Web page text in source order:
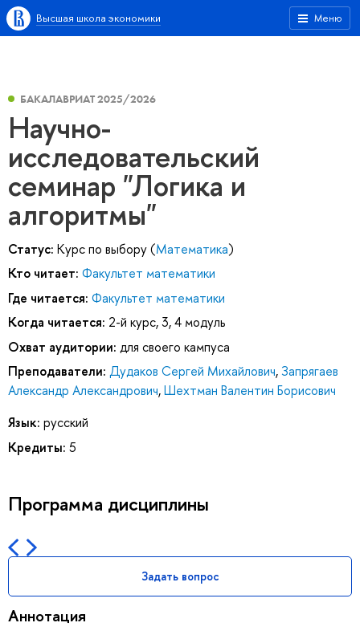
Меню
Высшая школа экономики
БАКАЛАВРИАТ 2025/2026
Научно-
исследовательский
семинар "Логика и
алгоритмы"
Статус: Курс по выбору (Математика)
Кто читает: Факультет математики
Где читается: Факультет математики
Когда читается: 2-й курс, 3, 4 модуль
Охват аудитории: для своего кампуса
Преподаватели: Дудаков Сергей Михайлович, Запрягаев
Александр Александрович,Шехтман Валентин Борисович
Язык: русский
Кредиты: 5
Программа дисциплины
Задать вопрос
Аннотация